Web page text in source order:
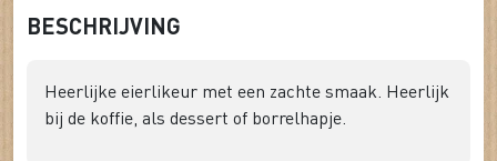
BESCHRIJVING
Heerlijke eierlikeur met een zachte smaak. Heerlijk
bij de koffie, als dessert of borrelhapje.